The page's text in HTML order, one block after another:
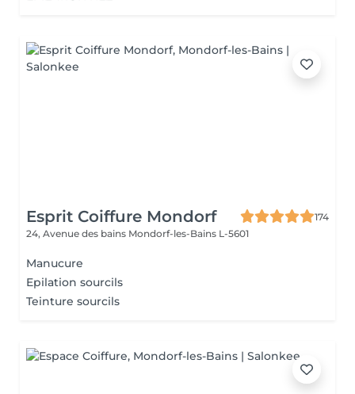
Esprit Coiffure Mondorf
174
24, Avenue des bains Mondorf-les-Bains L-5601
Manucure
Epilation sourcils
Teinture sourcils